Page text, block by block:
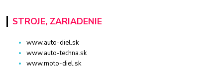
STROJE, ZARIADENIE
www.auto-diel.sk
www.auto-techna.sk
www.moto-diel.sk